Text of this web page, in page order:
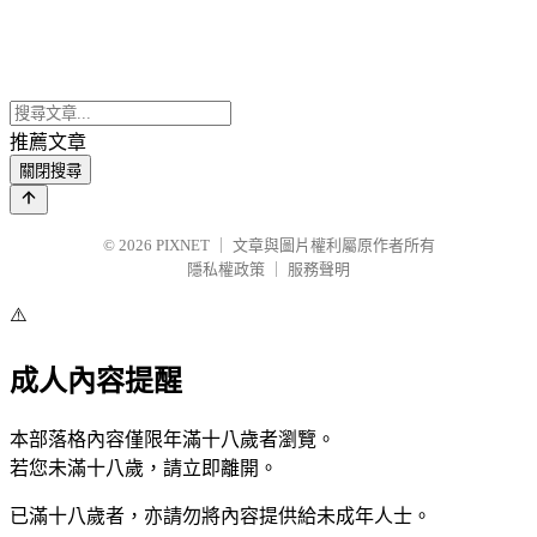
推薦文章
關閉搜尋
© 2026 PIXNET
文章與圖片權利屬原作者所有
隱私權政策
服務聲明
⚠️
成人內容提醒
本部落格內容僅限年滿十八歲者瀏覽。
若您未滿十八歲，請立即離開。
已滿十八歲者，亦請勿將內容提供給未成年人士。